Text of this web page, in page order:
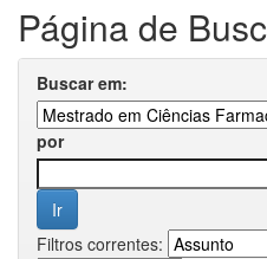
Página de
Buscar em:
por
Filtros correntes: